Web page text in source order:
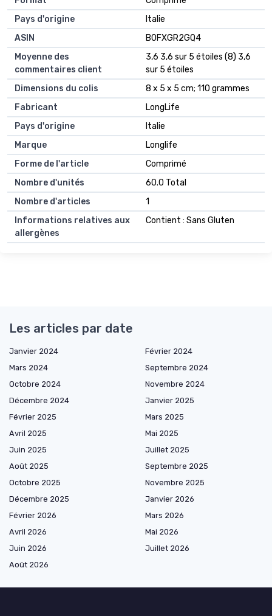
Pays d'origine
‎Italie
ASIN
B0FXGR2GQ4
Moyenne des
commentaires client
3,6 3,6 sur 5 étoiles (8) 3,6
sur 5 étoiles
Dimensions du colis
8 x 5 x 5 cm; 110 grammes
Fabricant
LongLife
Pays d'origine
Italie
Marque
Longlife
Forme de l'article
Comprimé
Nombre d'unités
60.0 Total
Nombre d'articles
1
Informations relatives aux
allergènes
Contient : Sans Gluten
Les articles par date
Janvier 2024
Février 2024
Mars 2024
Septembre 2024
Octobre 2024
Novembre 2024
Décembre 2024
Janvier 2025
Février 2025
Mars 2025
Avril 2025
Mai 2025
Juin 2025
Juillet 2025
Août 2025
Septembre 2025
Octobre 2025
Novembre 2025
Décembre 2025
Janvier 2026
Février 2026
Mars 2026
Avril 2026
Mai 2026
Juin 2026
Juillet 2026
Août 2026